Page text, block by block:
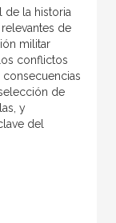
de la historia
de
militar
conflictos
de
y
del